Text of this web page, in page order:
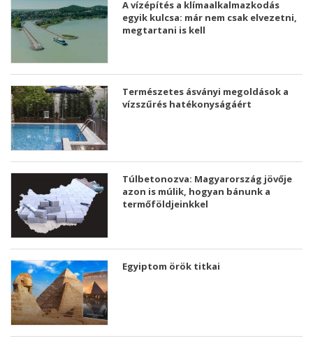
A vízépítés a klímaalkalmazkodás
egyik kulcsa: már nem csak elvezetni,
megtartani is kell
Természetes ásványi megoldások a
vízszűrés hatékonyságáért
Túlbetonozva: Magyarország jövője
azon is múlik, hogyan bánunk a
termőföldjeinkkel
Egyiptom örök titkai